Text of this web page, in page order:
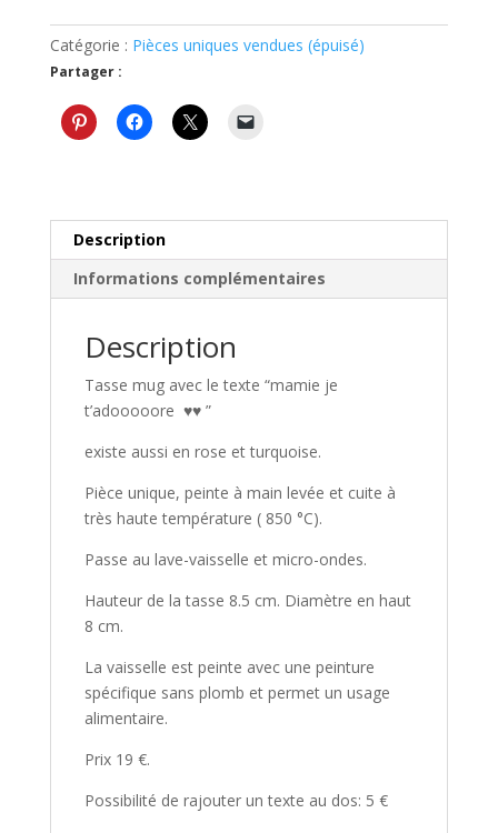
mamie
t'adoooore
turquoise
Catégorie : Pièces uniques vendues (épuisé)
Partager :
Description
Informations complémentaires
Description
Tasse mug avec le texte “mamie je
t’adooooore ♥♥ ”
existe aussi en rose et turquoise.
Pièce unique, peinte à main levée et cuite à
très haute température ( 850 °C).
Passe au lave-vaisselle et micro-ondes.
Hauteur de la tasse 8.5 cm. Diamètre en haut
8 cm.
La vaisselle est peinte avec une peinture
spécifique sans plomb et permet un usage
alimentaire.
Prix 19 €.
Possibilité de rajouter un texte au dos: 5 €